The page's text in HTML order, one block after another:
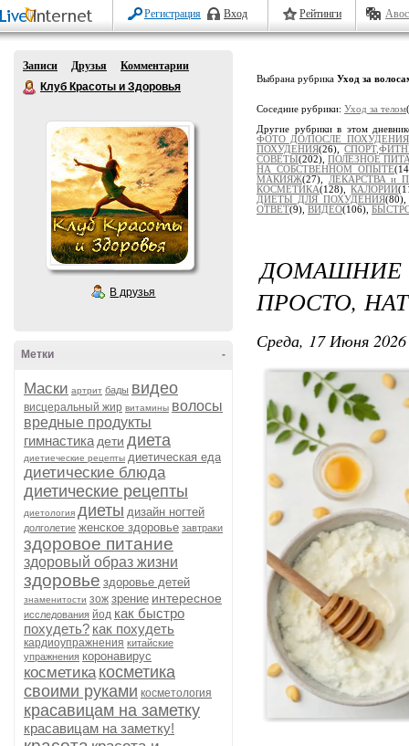
Регистрация Вход Рейтинги
Записи Друзья
Комментарии
Клуб Красоты и Здоровья
В друзья
-
Метки
Маски артрит бады видео
висцеральный жир витамины волосы
вредные продукты
гимнастика дети диета
диетиеческие рецепты диетическая еда
диетические блюда
диетические рецепты
диетология диеты дизайн ногтей
долголетие женское здоровье завтраки
здоровое питание
здоровый образ жизни
здоровье здоровье детей
знаменитости зож зрение интересное
исследования йод как быстро
похудеть? как похудеть
кардиоупражнения китайские
упражнения коронавирус
косметика косметика
своими руками косметология
красавицам на заметку
красавицам на заметку!
Выбрана рубрика Уход за
Соседние рубрики: Уход за телом
Другие рубрики в этом
ФОТО ДО/ПОСЛЕ ПОХУДЕНИЯ
ПОХУДЕНИЯ(26),
СОВЕТЫ(202), ПОЛЕЗНОЕ
НА СОБСТВЕННОМ ОПЫТЕ
МАКИЯЖ(27),
ЛЕКАРСТВА и
КОСМЕТИКА(128),КАЛОРИИ
ДИЕТЫ ДЛЯ ПОХУДЕНИЯ
ОТВЕТ(9), ВИДЕО(106),
ПРОСТО,
Среда, 17 Июня